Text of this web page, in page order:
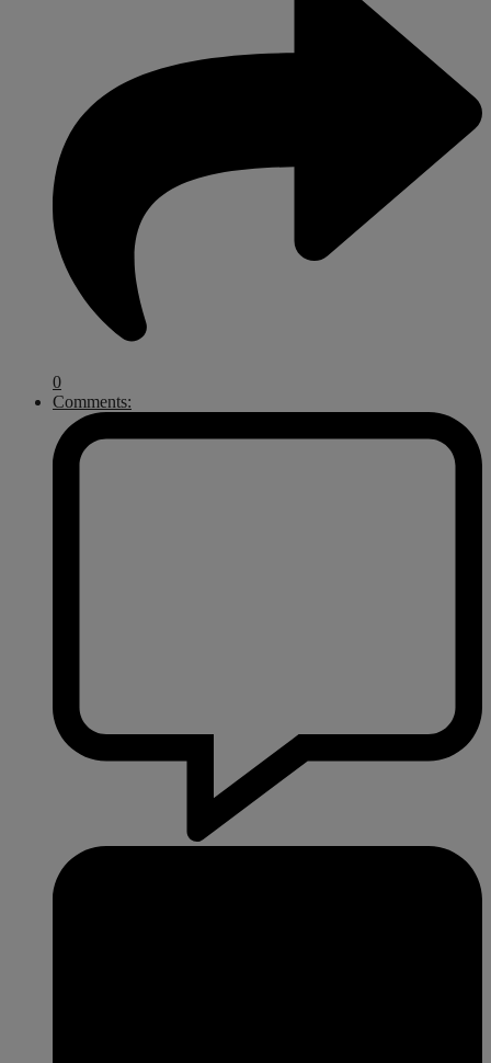
0
Comments: